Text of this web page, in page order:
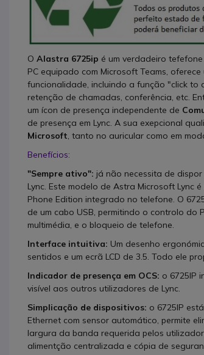
O Alastra 6725ip é um verdadeiro
PC equipado com Microsoft Teams,
funcionalidade, incluindo a função "click
retenção de chamadas, conferência, etc.
um ícon de presença independente de
de presença em Lync. A sua exepcional
Microsoft, tanto no auricular como em
Benefícios:
"Sempre ativo": já não necessita de
Lync. Este modelo de Astra Microsoft Lync
Phone Edition integrado no telefone. O
de um cabo USB, permitindo o controlo do
multimédia, e o bloqueio de telefone.
Interface intuitiva: Um desenho
sentidos e um ecrã LCD de 3.5. Todo ele
Indicador de presença em OCS: o 6725IP
visível aos outros utilizadores de Lync.
Simplicação de dispositivos: o 6725IP
Ethernet com sensor automático, permite
largura da banda requerida pelos
alimentção centralizada e cópia de